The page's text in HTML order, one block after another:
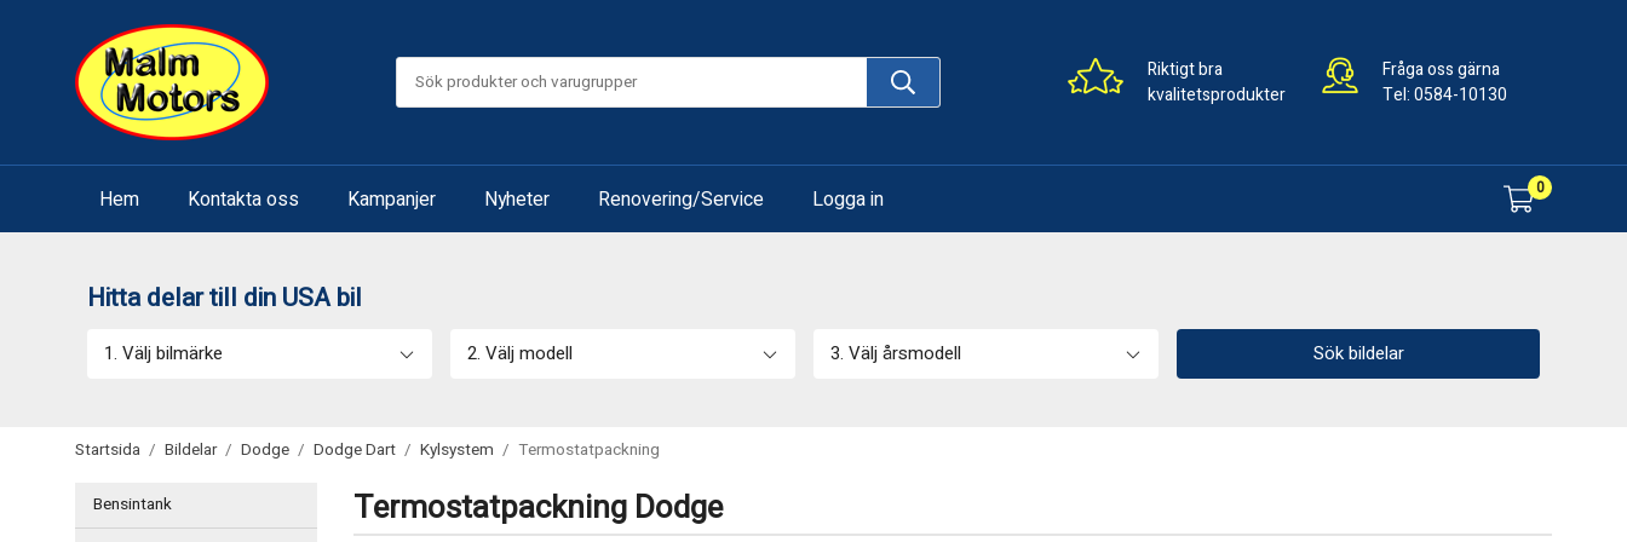
Riktigt bra
kvalitetsprodukter
Fråga oss gärna
Tel:0584-10130
Hem Kontakta oss Kampanjer Nyheter Renovering/Service Logga in 0
Hitta delar till din USA bil
1. Välj bilmärke 2. Välj modell 3. Välj årsmodell Sök bildelar
Startsida / Bildelar / Dodge / Dodge Dart / Kylsystem / Termostatpackning
Bensintank Termostatpackning Dodge